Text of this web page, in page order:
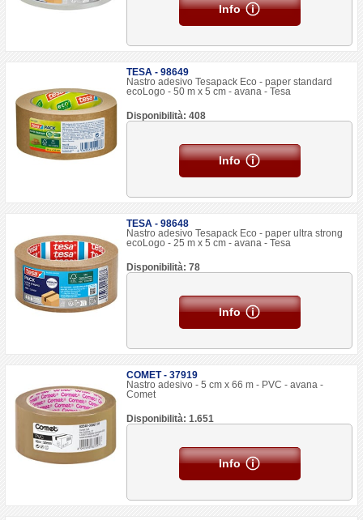
Info
TESA - 98649
Nastro adesivo Tesapack Eco - paper standard
ecoLogo - 50 m x 5 cm - avana - Tesa
Disponibilità: 408
Info
TESA - 98648
Nastro adesivo Tesapack Eco - paper ultra strong
ecoLogo - 25 m x 5 cm - avana - Tesa
Disponibilità: 78
Info
COMET - 37919
Nastro adesivo - 5 cm x 66 m - PVC - avana -
Comet
Disponibilità: 1.651
Info